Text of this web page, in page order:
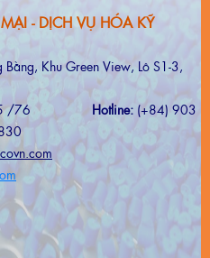
- DỊCH VỤ HÓA KỸ
Khu Green View, Lô S1-3,
/ 75 /76 Hotline: (+84) 903
830